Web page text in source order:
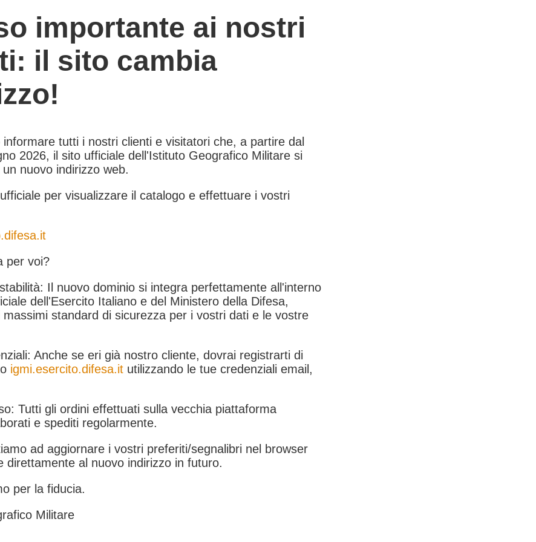
importante ai nostri
il sito cambia
informare tutti i nostri clienti e visitatori che, a partire dal
2026, il sito ufficiale dell'Istituto Geografico Militare si
nuovo indirizzo web.
per visualizzare il catalogo e effettuare i vostri
per voi?
Il nuovo dominio si integra perfettamente all'interno
dell'Esercito Italiano e del Ministero della Difesa,
standard di sicurezza per i vostri dati e le vostre
Anche se eri già nostro cliente, dovrai registrarti di
igmi.esercito.difesa.it utilizzando le tue credenziali email,
Tutti gli ordini effettuati sulla vecchia piattaforma
e spediti regolarmente.
ad aggiornare i vostri preferiti/segnalibri nel browser
direttamente al nuovo indirizzo in futuro.
per la fiducia.
Militare